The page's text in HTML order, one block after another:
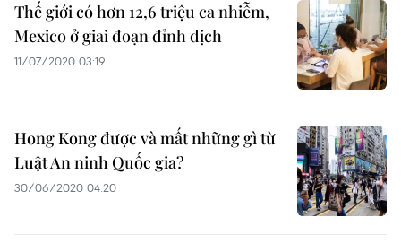
Thế giới có hơn 12,6 triệu ca nhiễm,
Mexico ở giai đoạn đỉnh dịch
11/07/2020 03:19
Hong Kong được và mất những gì từ
Luật An ninh Quốc gia?
30/06/2020 04:20